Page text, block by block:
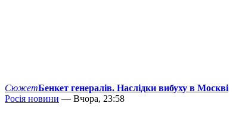
СюжетБенкет генералів. Наслідки вибуху в Москві
Росія новини — Вчора, 23:58